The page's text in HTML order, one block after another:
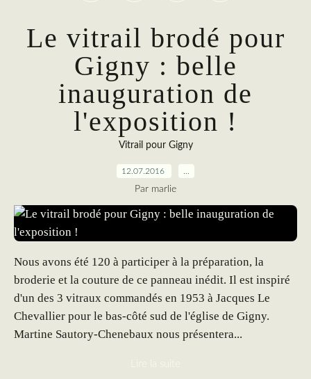
Le vitrail brodé pour
Gigny : belle
inauguration de
l'exposition !
Vitrail pour Gigny
12.07.2016
Par marlie
Nous avons été 120 à participer à la préparation, la
broderie et la couture de ce panneau inédit. Il est inspiré
d'un des 3 vitraux commandés en 1953 à Jacques Le
Chevallier pour le bas-côté sud de l'église de Gigny.
Martine Sautory-Chenebaux nous présentera...